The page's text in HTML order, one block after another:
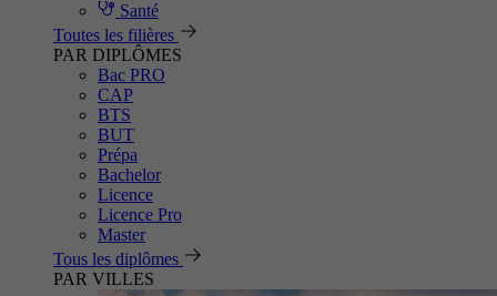
Santé
Toutes les filières
PAR DIPLÔMES
Bac PRO
CAP
BTS
BUT
Prépa
Bachelor
Licence
Licence Pro
Master
Tous les diplômes
PAR VILLES